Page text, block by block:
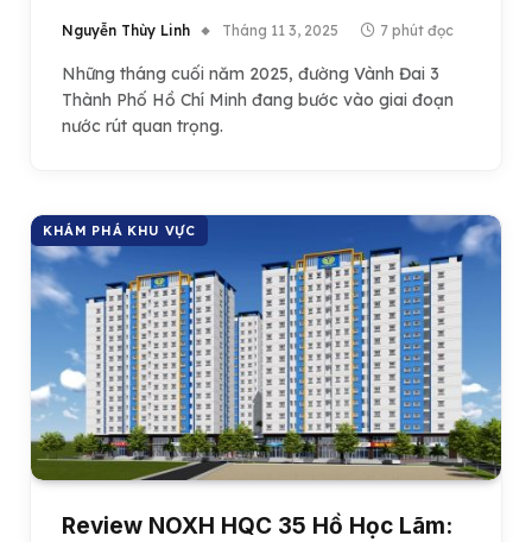
Nguyễn Thùy Linh Tháng 11 3, 2025 7 phút đọc
Những tháng cuối năm 2025, đường Vành Đai 3
Thành Phố Hồ Chí Minh đang bước vào giai đoạn
nước rút quan trọng.
KHÁM PHÁ KHU VỰC
Review NOXH HQC 35 Hồ Học Lãm: